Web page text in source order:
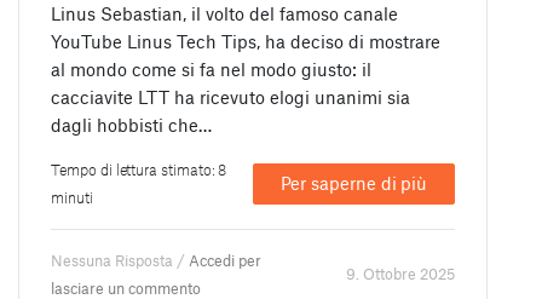
Linus Sebastian, il volto del famoso canale
YouTube Linus Tech Tips, ha deciso di mostrare
al mondo come si fa nel modo giusto: il
cacciavite LTT ha ricevuto elogi unanimi sia
dagli hobbisti che…
Tempo di lettura stimato: 8
minuti
Per saperne di più
Nessuna Risposta / Accedi per
lasciare un commento
9. Ottobre 2025